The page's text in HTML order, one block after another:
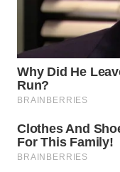
WN
KALSEL
WN
KALTIM
SULSEL